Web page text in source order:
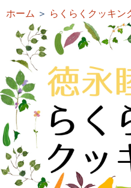
ホーム ＞ らくらくクッキン